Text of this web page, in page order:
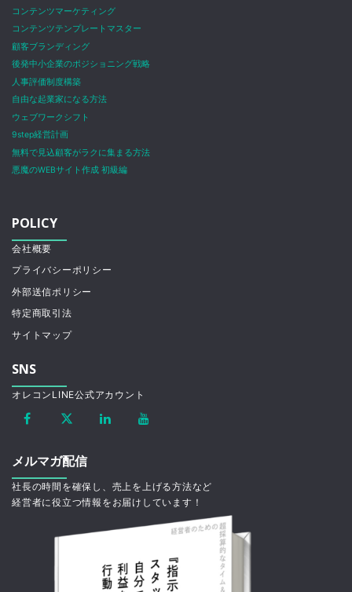
コンテンツマーケティング
コンテンツテンプレートマスター
顧客ブランディング
後発中小企業のポジショニング戦略
人事評価制度構築
自由な起業家になる方法
ウェブワークシフト
9step経営計画
無料で見込顧客がラクに集まる方法
悪魔のWEBサイト作成 初級編
POLICY
会社概要
プライバシーポリシー
外部送信ポリシー
特定商取引法
サイトマップ
SNS
オレコンLINE公式アカウント
メルマガ配信
社長の時間を確保し、売上を上げる方法など
経営者に役立つ情報をお届けしています！